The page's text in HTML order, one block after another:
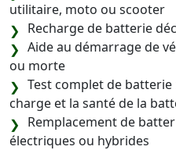
utilitaire, moto ou scooter
Recharge de batterie
Aide au démarrage de
ou morte
Test complet de
charge et la santé de la
Remplacement de
électriques ou hybrides